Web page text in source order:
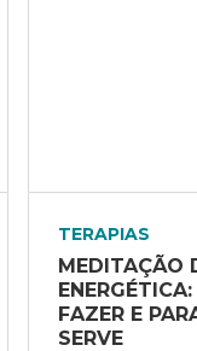
TERAPIAS
MEDITAÇÃO
FAZER E
SERVE